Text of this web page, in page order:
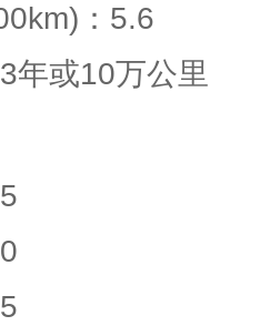
：5.6
年或10万公里